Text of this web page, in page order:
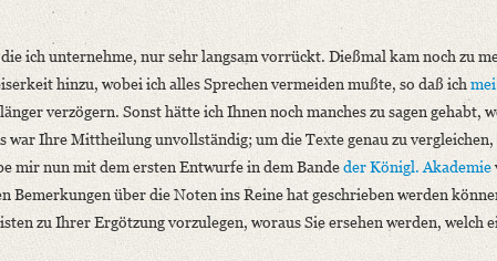
ich unternehme, nur sehr langsam vorrückt. Dießmal kam noch zu
hinzu, wobei ich alles Sprechen vermeiden mußte, so daß ich
verzögern. Sonst hätte ich Ihnen noch manches zu sagen gehabt,
Ihre Mittheilung unvollständig; um die Texte genau zu
mir nun mit dem ersten Entwurfe in dem Bandeder Königl. Akademie
Bemerkungen über die Noten ins Reine hat geschrieben werden
zu Ihrer Ergötzung vorzulegen, woraus Sie ersehen werden, welch